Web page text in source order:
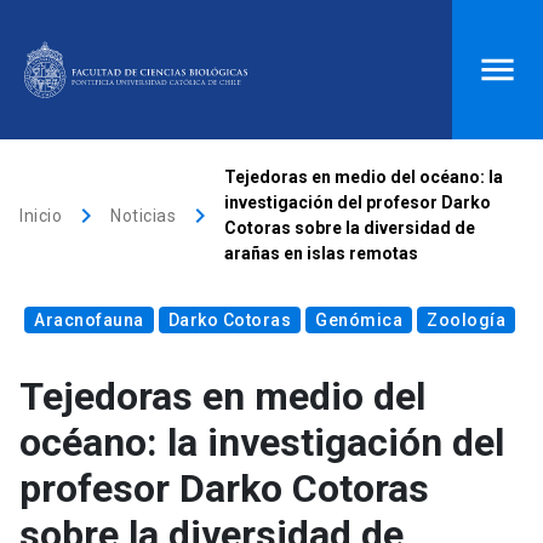
Biblioteca launch Donaciones launch
search
Inicio
Quiénes somos
Inicio keyboard_arrow_right Noticias keyboard_arrow_right
Tejedoras en medio del océano: la
investigación del profesor Darko
Cotoras sobre la diversidad de
arañas en islas remotas
Aracnofauna Darko Cotoras Genómica Zoología
Tejedoras en medio del
océano: la investigación del
profesor Darko Cotoras